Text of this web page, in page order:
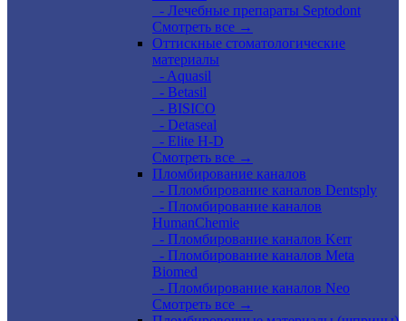
- Лечебные препараты Septodont
Смотреть все →
Оттискные стоматологические
материалы
- Aquasil
- Betasil
- BISICO
- Detaseal
- Elite H-D
Смотреть все →
Пломбирование каналов
- Пломбирование каналов Dentsply
- Пломбирование каналов
HumanChemie
- Пломбирование каналов Kerr
- Пломбирование каналов Meta
Biomed
- Пломбирование каналов Neo
Смотреть все →